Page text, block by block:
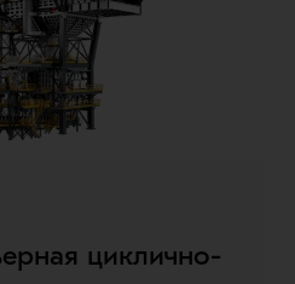
циклично-